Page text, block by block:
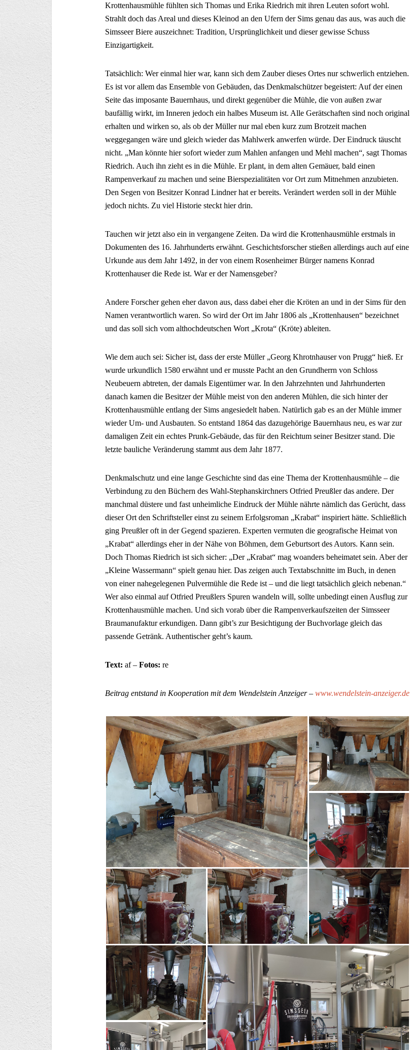
Krottenhausmühle fühlten sich Thomas und Erika Riedrich mit ihren Leuten sofort wohl.
Strahlt doch das Areal und dieses Kleinod an den Ufern der Sims genau das aus, was auch die
Simsseer Biere auszeichnet: Tradition, Ursprünglichkeit und dieser gewisse Schuss
Einzigartigkeit.
Tatsächlich: Wer einmal hier war, kann sich dem Zauber dieses Ortes nur schwerlich entziehen.
Es ist vor allem das Ensemble von Gebäuden, das Denkmalschützer begeistert: Auf der einen
Seite das imposante Bauernhaus, und direkt gegenüber die Mühle, die von außen zwar
baufällig wirkt, im Inneren jedoch ein halbes Museum ist. Alle Gerätschaften sind noch original
erhalten und wirken so, als ob der Müller nur mal eben kurz zum Brotzeit machen
weggegangen wäre und gleich wieder das Mahlwerk anwerfen würde. Der Eindruck täuscht
nicht. „Man könnte hier sofort wieder zum Mahlen anfangen und Mehl machen“, sagt Thomas
Riedrich. Auch ihn zieht es in die Mühle. Er plant, in dem alten Gemäuer, bald einen
Rampenverkauf zu machen und seine Bierspezialitäten vor Ort zum Mitnehmen anzubieten.
Den Segen von Besitzer Konrad Lindner hat er bereits. Verändert werden soll in der Mühle
jedoch nichts. Zu viel Historie steckt hier drin.
Tauchen wir jetzt also ein in vergangene Zeiten. Da wird die Krottenhausmühle erstmals in
Dokumenten des 16. Jahrhunderts erwähnt. Geschichtsforscher stießen allerdings auch auf eine
Urkunde aus dem Jahr 1492, in der von einem Rosenheimer Bürger namens Konrad
Krottenhauser die Rede ist. War er der Namensgeber?
Andere Forscher gehen eher davon aus, dass dabei eher die Kröten an und in der Sims für den
Namen verantwortlich waren. So wird der Ort im Jahr 1806 als „Krottenhausen“ bezeichnet
und das soll sich vom althochdeutschen Wort „Krota“ (Kröte) ableiten.
Wie dem auch sei: Sicher ist, dass der erste Müller „Georg Khrotnhauser von Prugg“ hieß. Er
wurde urkundlich 1580 erwähnt und er musste Pacht an den Grundherrn von Schloss
Neubeuern abtreten, der damals Eigentümer war. In den Jahrzehnten und Jahrhunderten
danach kamen die Besitzer der Mühle meist von den anderen Mühlen, die sich hinter der
Krottenhausmühle entlang der Sims angesiedelt haben. Natürlich gab es an der Mühle immer
wieder Um- und Ausbauten. So entstand 1864 das dazugehörige Bauernhaus neu, es war zur
damaligen Zeit ein echtes Prunk-Gebäude, das für den Reichtum seiner Besitzer stand. Die
letzte bauliche Veränderung stammt aus dem Jahr 1877.
Denkmalschutz und eine lange Geschichte sind das eine Thema der Krottenhausmühle – die
Verbindung zu den Büchern des Wahl-Stephanskirchners Otfried Preußler das andere. Der
manchmal düstere und fast unheimliche Eindruck der Mühle nährte nämlich das Gerücht, dass
dieser Ort den Schriftsteller einst zu seinem Erfolgsroman „Krabat“ inspiriert hätte. Schließlich
ging Preußler oft in der Gegend spazieren. Experten vermuten die geografische Heimat von
„Krabat“ allerdings eher in der Nähe von Böhmen, dem Geburtsort des Autors. Kann sein.
Doch Thomas Riedrich ist sich sicher: „Der „Krabat“ mag woanders beheimatet sein. Aber der
„Kleine Wassermann“ spielt genau hier. Das zeigen auch Textabschnitte im Buch, in denen
von einer nahegelegenen Pulvermühle die Rede ist – und die liegt tatsächlich gleich nebenan.“
Wer also einmal auf Otfried Preußlers Spuren wandeln will, sollte unbedingt einen Ausflug zur
Krottenhausmühle machen. Und sich vorab über die Rampenverkaufszeiten der Simsseer
Braumanufaktur erkundigen. Dann gibt’s zur Besichtigung der Buchvorlage gleich das
passende Getränk. Authentischer geht’s kaum.
Text: af – Fotos: re
Beitrag entstand in Kooperation mit dem Wendelstein Anzeiger – www.wendelstein-anzeiger.de